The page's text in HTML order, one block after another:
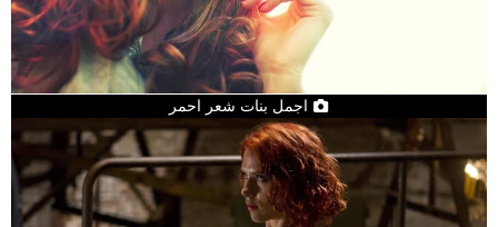
اجمل بنات شعر احمر